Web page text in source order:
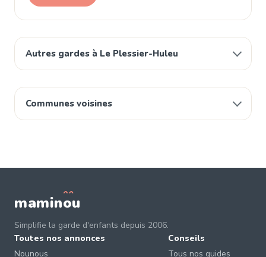
Autres gardes à Le Plessier-Huleu
Communes voisines
maminou
Simplifie la garde d'enfants depuis 2006.
Toutes nos annonces
Nounous
Conseils
Tous nos guides